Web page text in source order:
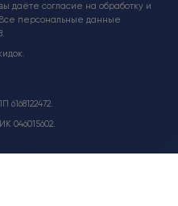
даёте согласие на обработку и
персональные данные
046015602.